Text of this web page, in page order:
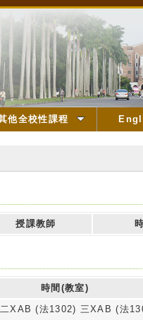
他全校性課程
授課教師
時間(教室)
XAB (法1302) 三XAB (法